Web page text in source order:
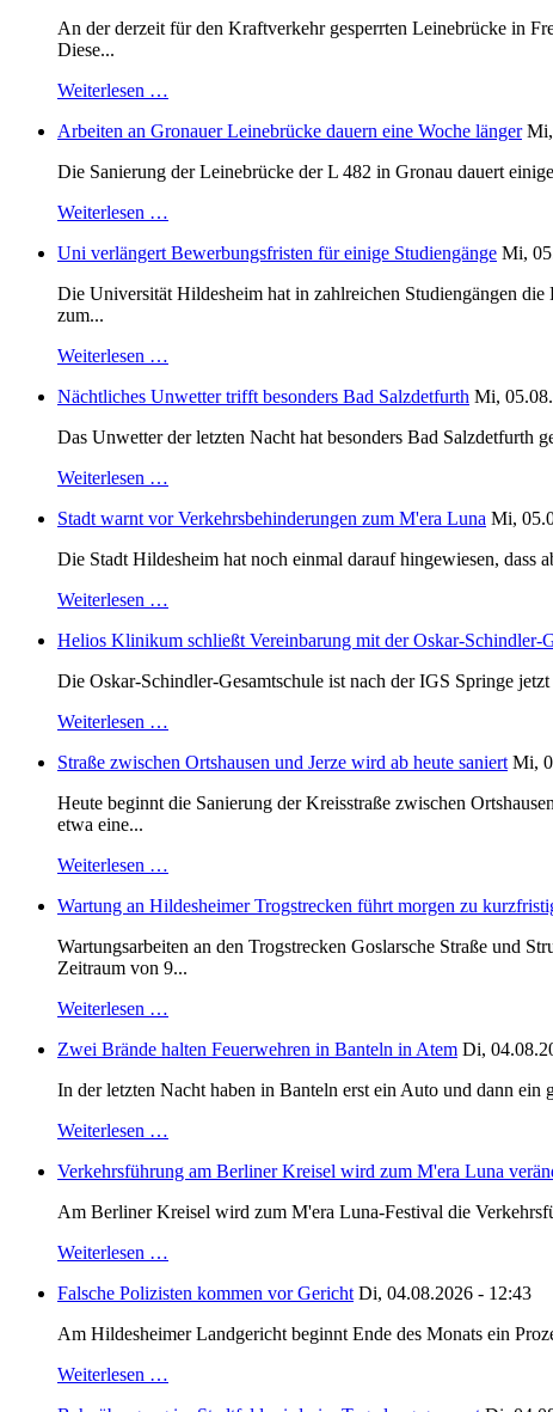
An der derzeit für den Kraftverkehr gesperrten Leinebrücke in
Diese...
Weiterlesen …
Arbeiten an Gronauer Leinebrücke dauern eine Woche länger
Die Sanierung der Leinebrücke der L 482 in Gronau dauert
Weiterlesen …
Uni verlängert Bewerbungsfristen für einige Studiengänge Mi,
Die Universität Hildesheim hat in zahlreichen Studiengängen
zum...
Weiterlesen …
Nächtliches Unwetter trifft besonders Bad Salzdetfurth Mi,
Das Unwetter der letzten Nacht hat besonders Bad Salzdetfurth
Weiterlesen …
Stadt warnt vor Verkehrsbehinderungen zum M'era Luna Mi,
Die Stadt Hildesheim hat noch einmal darauf hingewiesen, dass
Weiterlesen …
Helios Klinikum schließt Vereinbarung mit der Oskar-Schindler-
Die Oskar-Schindler-Gesamtschule ist nach der IGS Springe
Weiterlesen …
Straße zwischen Ortshausen und Jerze wird ab heute saniert Mi,
Heute beginnt die Sanierung der Kreisstraße zwischen
etwa eine...
Weiterlesen …
Wartung an Hildesheimer Trogstrecken führt morgen zu
Wartungsarbeiten an den Trogstrecken Goslarsche Straße und
Zeitraum von 9...
Weiterlesen …
Zwei Brände halten Feuerwehren in Banteln in Atem Di,
In der letzten Nacht haben in Banteln erst ein Auto und dann
Weiterlesen …
Verkehrsführung am Berliner Kreisel wird zum M'era Luna
Am Berliner Kreisel wird zum M'era Luna-Festival die
Weiterlesen …
Falsche Polizisten kommen vor Gericht Di, 04.08.2026 - 12:43
Am Hildesheimer Landgericht beginnt Ende des Monats ein
Weiterlesen …